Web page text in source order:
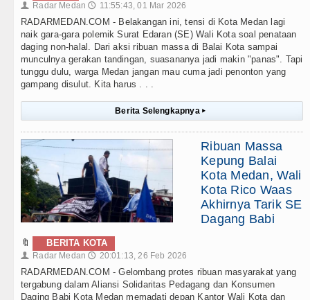
👤 Radar Medan 🕔 11:55:43, 01 Mar 2026
RADARMEDAN.COM - Belakangan ini, tensi di Kota Medan lagi
naik gara-gara polemik Surat Edaran (SE) Wali Kota soal penataan
daging non-halal. Dari aksi ribuan massa di Balai Kota sampai
munculnya gerakan tandingan, suasananya jadi makin "panas". Tapi
tunggu dulu, warga Medan jangan mau cuma jadi penonton yang
gampang disulut. Kita harus . . .
Berita Selengkapnya ▸
Ribuan Massa
Kepung Balai
Kota Medan, Wali
Kota Rico Waas
Akhirnya Tarik SE
Dagang Babi
🔖 BERITA KOTA
👤 Radar Medan 🕔 20:01:13, 26 Feb 2026
RADARMEDAN.COM - Gelombang protes ribuan masyarakat yang
tergabung dalam Aliansi Solidaritas Pedagang dan Konsumen
Daging Babi Kota Medan memadati depan Kantor Wali Kota dan